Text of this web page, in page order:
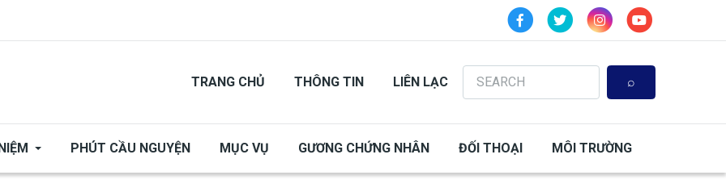
TRANG CHỦ THÔNG TIN LIÊN LẠC
Search
PHÚT CẦU NGUYỆN MỤC VỤ GƯƠNG CHỨNG NHÂN ĐỐI THOẠI MÔI TRƯỜNG